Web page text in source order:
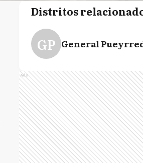
Distritos
GP General
Ads